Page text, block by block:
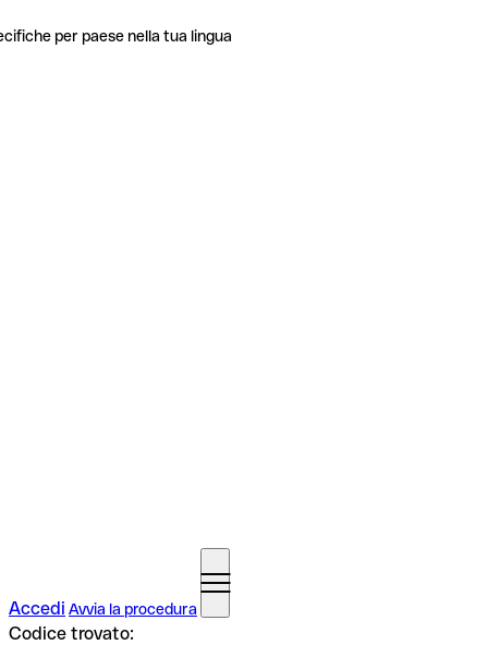
per paese nella tua lingua
Accedi Avvia la procedura
Codice trovato: